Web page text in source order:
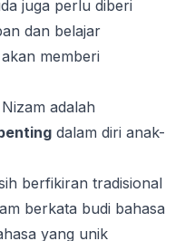
juga perlu diberi
dan belajar
memberi
adalah
dalam diri anak-
berfikiran tradisional
berkata budi bahasa
yang unik